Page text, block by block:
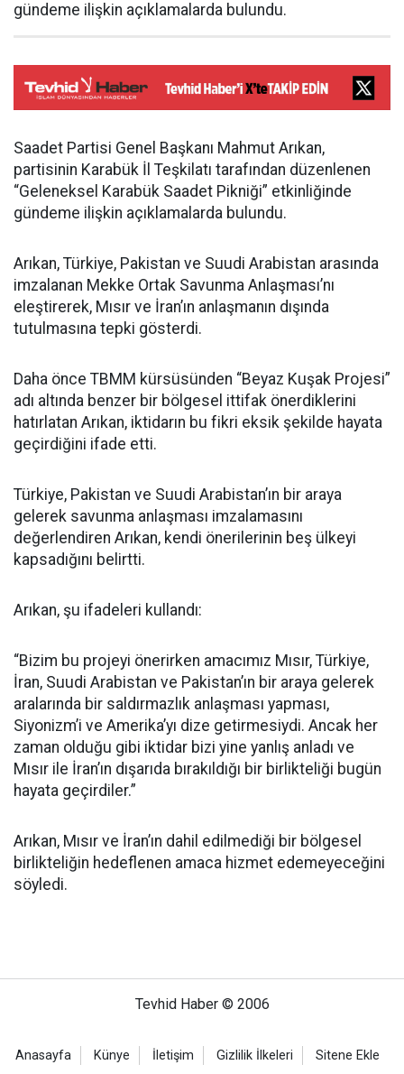
gündeme ilişkin açıklamalarda bulundu.
Saadet Partisi Genel Başkanı Mahmut Arıkan,
partisinin Karabük İl Teşkilatı tarafından düzenlenen
“Geleneksel Karabük Saadet Pikniği” etkinliğinde
gündeme ilişkin açıklamalarda bulundu.
Arıkan, Türkiye, Pakistan ve Suudi Arabistan arasında
imzalanan Mekke Ortak Savunma Anlaşması’nı
eleştirerek, Mısır ve İran’ın anlaşmanın dışında
tutulmasına tepki gösterdi.
Daha önce TBMM kürsüsünden “Beyaz Kuşak Projesi”
adı altında benzer bir bölgesel ittifak önerdiklerini
hatırlatan Arıkan, iktidarın bu fikri eksik şekilde hayata
geçirdiğini ifade etti.
Türkiye, Pakistan ve Suudi Arabistan’ın bir araya
gelerek savunma anlaşması imzalamasını
değerlendiren Arıkan, kendi önerilerinin beş ülkeyi
kapsadığını belirtti.
Arıkan, şu ifadeleri kullandı:
“Bizim bu projeyi önerirken amacımız Mısır, Türkiye,
İran, Suudi Arabistan ve Pakistan’ın bir araya gelerek
aralarında bir saldırmazlık anlaşması yapması,
Siyonizm’i ve Amerika’yı dize getirmesiydi. Ancak her
zaman olduğu gibi iktidar bizi yine yanlış anladı ve
Mısır ile İran’ın dışarıda bırakıldığı bir birlikteliği bugün
hayata geçirdiler.”
Arıkan, Mısır ve İran’ın dahil edilmediği bir bölgesel
birlikteliğin hedeflenen amaca hizmet edemeyeceğini
söyledi.
Tevhid Haber © 2006
Anasayfa Künye İletişim Gizlilik İlkeleri Sitene Ekle